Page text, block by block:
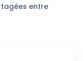
entre